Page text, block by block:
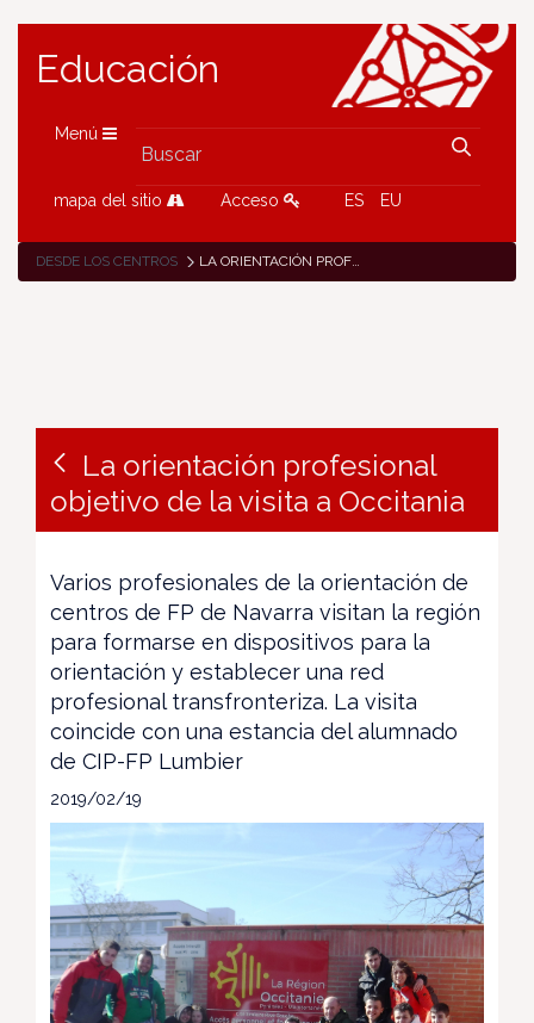
Educación
Menú
mapa del sitio Acceso ES EU
DESDE LOS CENTROS LA ORIENTACIÓN PROFESIONAL OBJETIVO DE LA VISITA A OCCITANIA
La orientación profesional
objetivo de la visita a Occitania
Varios profesionales de la orientación de
centros de FP de Navarra visitan la región
para formarse en dispositivos para la
orientación y establecer una red
profesional transfronteriza. La visita
coincide con una estancia del alumnado
de CIP-FP Lumbier
2019/02/19